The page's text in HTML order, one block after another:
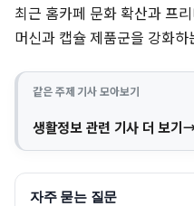
최근 홈카페 문화 확산과 프
머신과 캡슐 제품군을 강화
같은 주제 기사 모아보기
생활정보 관련 기사 더 보기
자주 묻는 질문